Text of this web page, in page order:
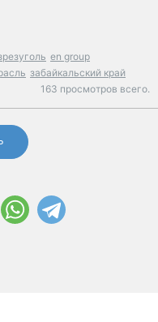
en group
забайкальский край
163 просмотров всего.